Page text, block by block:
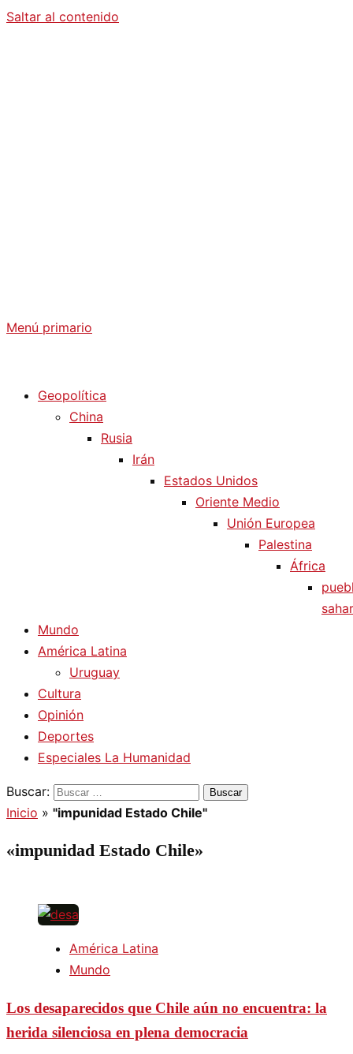
Saltar al contenido
Menú primario
Geopolítica
China
Rusia
Irán
Estados Unidos
Oriente Medio
Unión Europea
Palestina
África
Mundo
América Latina
Uruguay
Cultura
Opinión
Deportes
Especiales La Humanidad
Buscar:
Inicio » "impunidad Estado Chile"
«impunidad Estado Chile»
América Latina
Mundo
Los desaparecidos que Chile aún no encuentra: la
herida silenciosa en plena democracia